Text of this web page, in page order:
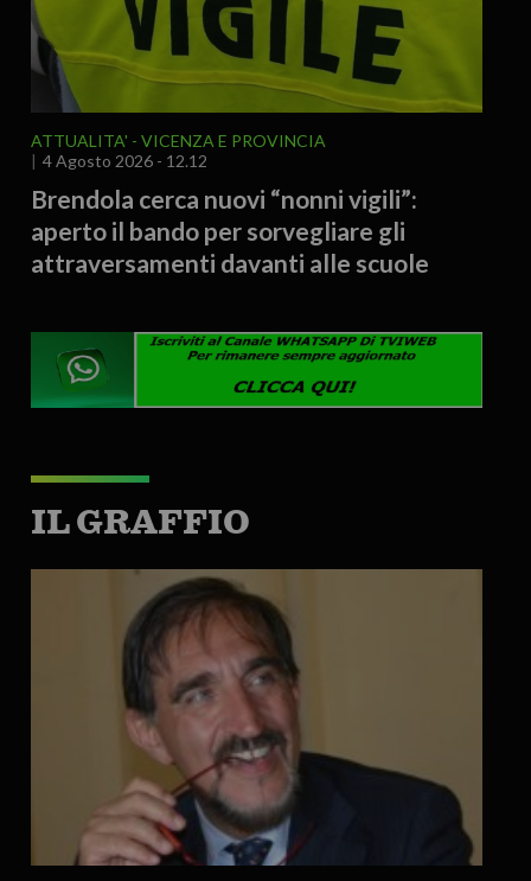
ATTUALITA'
VICENZA E PROVINCIA
4 Agosto 2026 - 12.12
Brendola cerca nuovi “nonni vigili”:
aperto il bando per sorvegliare gli
attraversamenti davanti alle scuole
IL GRAFFIO